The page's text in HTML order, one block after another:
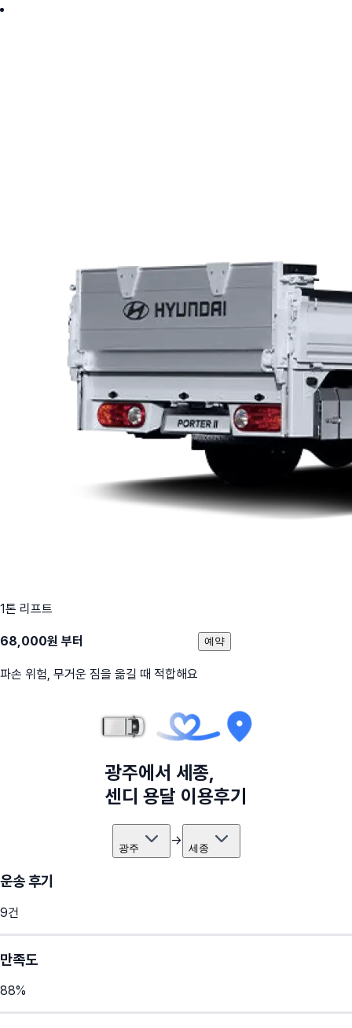
1톤 리프트
68,000원 부터
파손 위험, 무거운 짐을 옮길 때 적합해요
예약
광주에서 세종,
센디 용달 이용후기
광주 → 세종
운송 후기
9건
만족도
88%